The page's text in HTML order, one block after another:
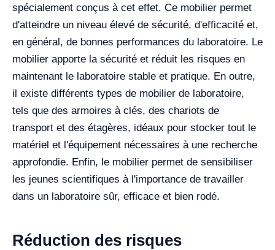
spécialement conçus à cet effet. Ce mobilier permet
d'atteindre un niveau élevé de sécurité, d'efficacité et,
en général, de bonnes performances du laboratoire. Le
mobilier apporte la sécurité et réduit les risques en
maintenant le laboratoire stable et pratique. En outre,
il existe différents types de mobilier de laboratoire,
tels que des armoires à clés, des chariots de
transport et des étagères, idéaux pour stocker tout le
matériel et l'équipement nécessaires à une recherche
approfondie. Enfin, le mobilier permet de sensibiliser
les jeunes scientifiques à l'importance de travailler
dans un laboratoire sûr, efficace et bien rodé.
Réduction des risques